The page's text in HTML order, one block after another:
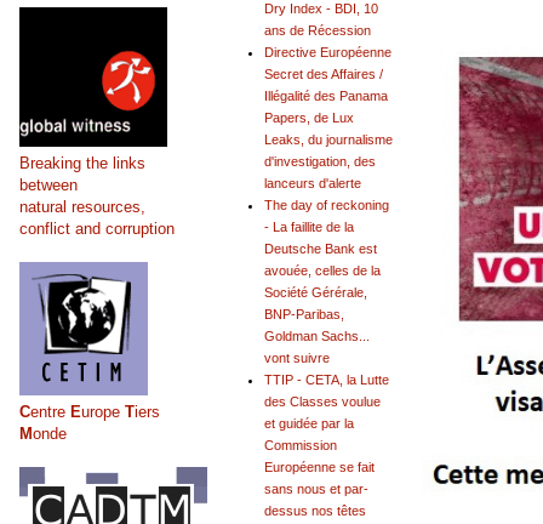
Dry Index - BDI, 10
ans de Récession
Directive Européenne
Secret des Affaires /
Illégalité des Panama
Papers, de Lux
Leaks, du journalisme
d'investigation, des
lanceurs d'alerte
The day of reckoning
- La faillite de la
Deutsche Bank est
avouée, celles de la
Société Gérérale,
BNP-Paribas,
Goldman Sachs...
vont suivre
TTIP - CETA, la Lutte
des Classes voulue
et guidée par la
Commission
Européenne se fait
sans nous et par-
dessus nos têtes
Breaking the links
between
natural resources,
conflict and corruption
Centre Europe Tiers
Monde